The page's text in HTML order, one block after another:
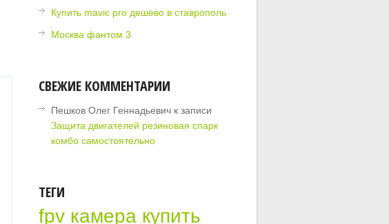
Купить mavic pro дешево в ставрополь
Москва фантом 3
СВЕЖИЕ КОММЕНТАРИИ
Пешков Олег Геннадьевич к записи
Защита двигателей резиновая спарк
комбо самостоятельно
ТЕГИ
fpv камера купить